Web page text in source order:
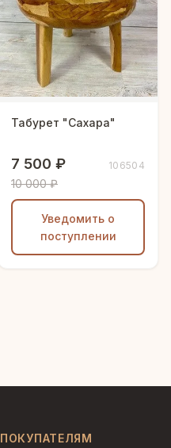
Табурет "Сахара"
7 500 ₽
10 000 ₽
106504
Уведомить о
поступлении
ПОКУПАТЕЛЯМ